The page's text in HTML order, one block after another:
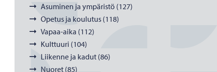
Asuminen ja ympäristö (127)
Opetus ja koulutus (118)
Vapaa-aika (112)
Kulttuuri (104)
Liikenne ja kadut (86)
Nuoret (85)